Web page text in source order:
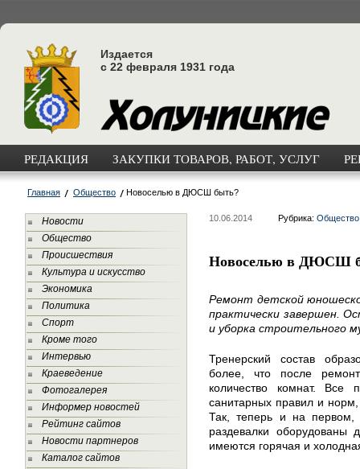
Издается
с 22 февраля 1931 года
РЕДАКЦИЯ ЗАКУПКИ ТОВАРОВ, РАБОТ, УСЛУГ
Главная Общество Новоселью в ДЮСШ быть?
Новости
Общество
Происшествия
Культура и искусство
Экономика
Политика
Спорт
Кроме того
Интервью
Краеведение
Фотогалерея
Информер новостей
Рейтинг сайтов
Новости партнеров
Каталог сайтов
10.06.2014 Рубрика: Общество
Новоселью в ДЮСШ
Ремонт детской
практически завершен.
и уборка строительного
Тренерский состав
более, что после
количество комнат. Все
санитарных правил и
Так, теперь и на первом,
раздевалки
имеются горячая и